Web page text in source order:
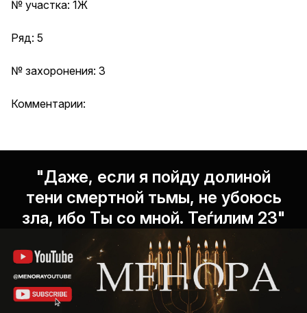
№ участка: 1Ж
Ряд: 5
№ захоронения: 3
Комментарии:
"Даже, если я пойду долиной
тени смертной тьмы, не убоюсь
зла, ибо Ты со мной. Теѓилим 23"